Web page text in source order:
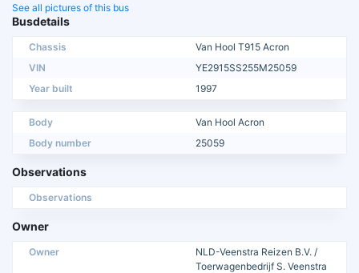
See all pictures of this bus
Busdetails
Chassis
Van Hool T915 Acron
VIN
YE2915SS255M25059
Year built
1997
Body
Van Hool Acron
Body number
25059
Observations
Observations
Owner
Owner
NLD-Veenstra Reizen B.V. /
Toerwagenbedrijf S. Veenstra